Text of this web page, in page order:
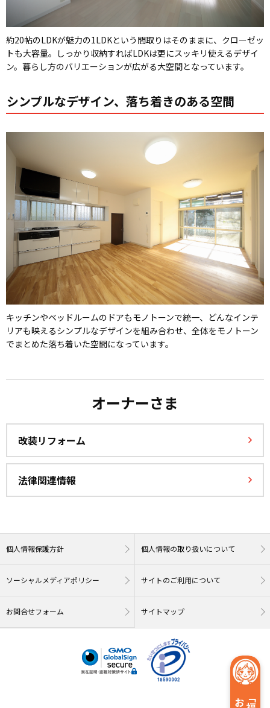
約20帖のLDKが魅力の1LDKという間取りはそのままに、クローゼッ
トも大容量。しっかり収納すればLDKは更にスッキリ使えるデザイ
ン。暮らし方のバリエーションが広がる大空間となっています。
シンプルなデザイン、落ち着きのある空間
キッチンやベッドルームのドアもモノトーンで統一、どんなインテ
リアも映えるシンプルなデザインを組み合わせ、全体をモノトーン
でまとめた落ち着いた空間になっています。
オーナーさま
改装リフォーム
法律関連情報
個人情報保護方針 個人情報の取り扱いについて
ソーシャルメディアポリシー サイトのご利用について
お問合せフォーム サイトマップ